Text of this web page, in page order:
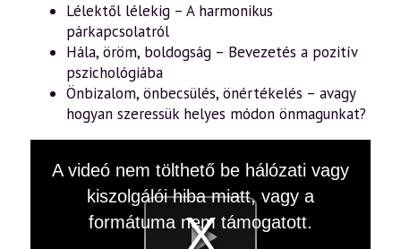
Lélektől lélekig – A harmonikus
párkapcsolatról
Hála, öröm, boldogság – Bevezetés a pozitív
pszichológiába
Önbizalom, önbecsülés, önértékelés – avagy
hogyan szeressük helyes módon önmagunkat?
A videó nem tölthető be hálózati vagy
kiszolgálói hiba miatt, vagy a
formátuma nem támogatott.